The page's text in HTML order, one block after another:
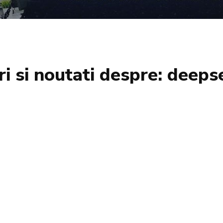
si noutati despre: